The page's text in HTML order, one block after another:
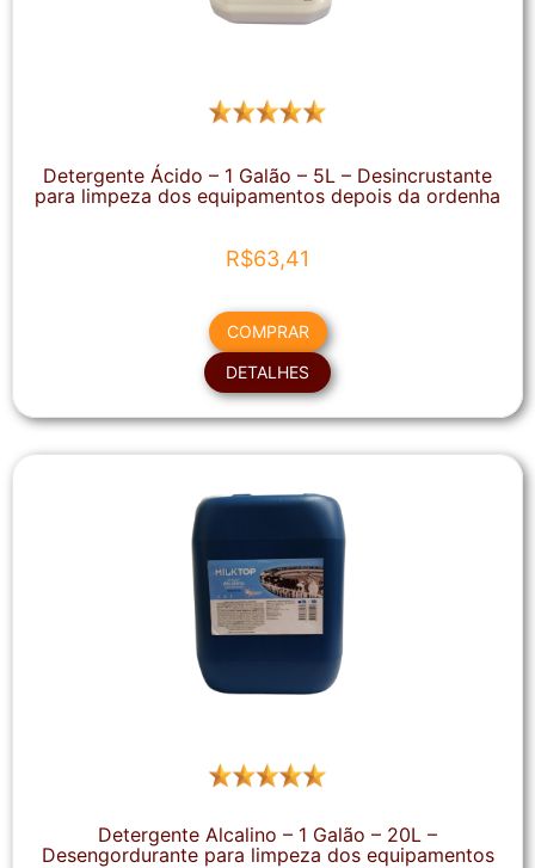
Detergente Ácido – 1 Galão – 5L – Desincrustante
para limpeza dos equipamentos depois da ordenha
R$63,41
COMPRAR
DETALHES
Detergente Alcalino – 1 Galão – 20L –
Desengordurante para limpeza dos equipamentos